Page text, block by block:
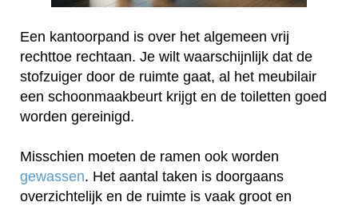
Een kantoorpand is over het algemeen vrij
rechttoe rechtaan. Je wilt waarschijnlijk dat de
stofzuiger door de ruimte gaat, al het meubilair
een schoonmaakbeurt krijgt en de toiletten goed
worden gereinigd.
Misschien moeten de ramen ook worden
gewassen. Het aantal taken is doorgaans
overzichtelijk en de ruimte is vaak groot en